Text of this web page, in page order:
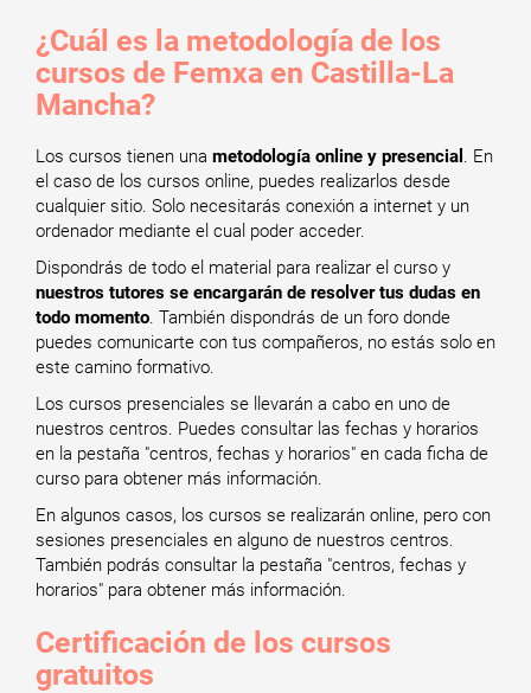
¿Cuál es la metodología de los
cursos de Femxa en Castilla-La
Mancha?
Los cursos tienen una metodología online y presencial . En
el caso de los cursos online, puedes realizarlos desde
cualquier sitio. Solo necesitarás conexión a internet y un
ordenador mediante el cual poder acceder.
Dispondrás de todo el material para realizar el curso y
nuestros tutores se encargarán de resolver tus dudas en
todo momento. También dispondrás de un foro donde
puedes comunicarte con tus compañeros, no estás solo en
este camino formativo.
Los cursos presenciales se llevarán a cabo en uno de
nuestros centros. Puedes consultar las fechas y horarios
en la pestaña "centros, fechas y horarios" en cada ficha de
curso para obtener más información.
En algunos casos, los cursos se realizarán online, pero con
sesiones presenciales en alguno de nuestros centros.
También podrás consultar la pestaña "centros, fechas y
horarios" para obtener más información.
Certificación de los cursos
gratuitos